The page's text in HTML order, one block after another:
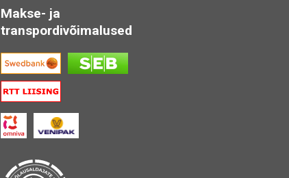
Makse- ja
transpordivõimalused